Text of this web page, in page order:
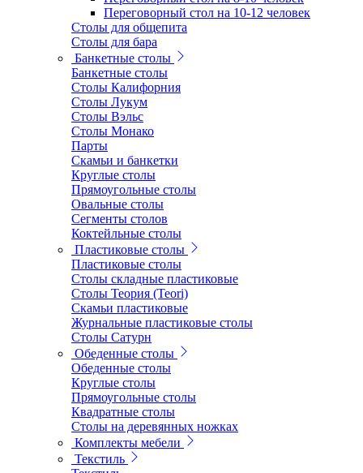
Переговорный стол на 10-12 человек
Столы для общепита
Столы для бара
Банкетные столы
Банкетные столы
Столы Калифорния
Столы Лукум
Столы Вэльс
Столы Монако
Парты
Скамьи и банкетки
Круглые столы
Прямоугольные столы
Овальные столы
Сегменты столов
Коктейльные столы
Пластиковые столы
Пластиковые столы
Столы складные пластиковые
Столы Теория (Teori)
Скамьи пластиковые
Журнальные пластиковые столы
Столы Сатурн
Обеденные столы
Обеденные столы
Круглые столы
Прямоугольные столы
Квадратные столы
Столы на деревянных ножках
Комплекты мебели
Текстиль